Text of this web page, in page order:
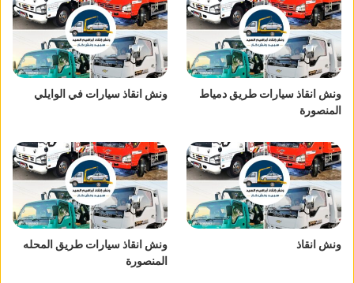
ونش انقاذ سيارات طريق دمياط
المنصورة
ونش انقاذ سيارات في الوايلي
ونش انقاذ
ونش انقاذ سيارات طريق المحله
المنصورة